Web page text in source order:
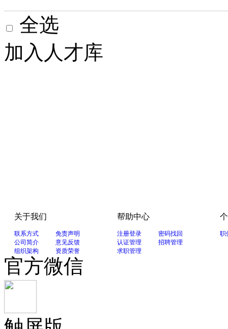
全选
加入人才库
关于我们
联系方式
免责声明
公司简介
意见反馈
组织架构
资质荣誉
帮助中心
注册登录
密码找回
认证管理
招聘管理
求职管理
职
官方微信